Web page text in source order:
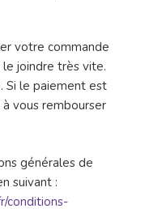
votre commande
joindre très vite.
Si le paiement est
à vous rembourser
générales de
suivant :
conditions-